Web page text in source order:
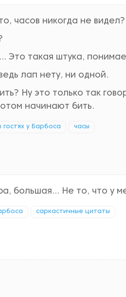
часов никогда не видел?
Это такая штука,
лап нету, ни одной.
Ну это только так
начинают бить.
гостях у Барбоса часы
большая… Не то, что у
саркастичные цитаты